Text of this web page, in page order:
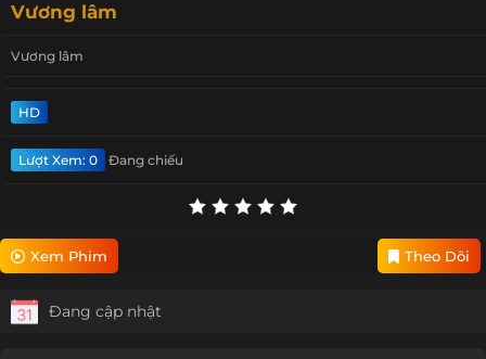
Vương lâm
Vương lâm
HD
Lượt Xem: 0 Đang chiếu
Xem Phim Theo Dõi
Đang cập nhật